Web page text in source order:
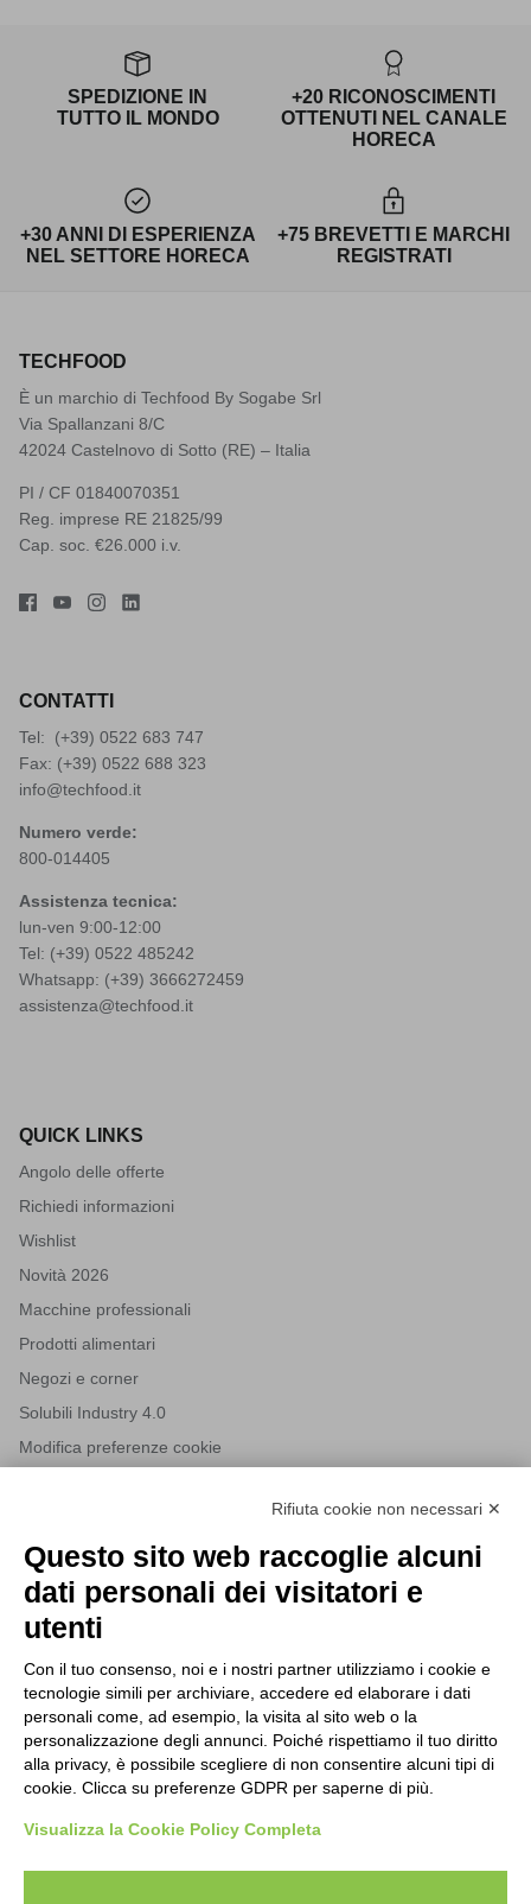
SPEDIZIONE IN
TUTTO IL MONDO
+20 RICONOSCIMENTI
OTTENUTI NEL CANALE
HORECA
+30 ANNI DI ESPERIENZA
NEL SETTORE HORECA
+75 BREVETTI E MARCHI
REGISTRATI
TECHFOOD
È un marchio di Techfood By Sogabe Srl
Via Spallanzani 8/C
42024 Castelnovo di Sotto (RE) – Italia
PI / CF 01840070351
Reg. imprese RE 21825/99
Cap. soc. €26.000 i.v.
CONTATTI
Tel: (+39) 0522 683 747
Fax: (+39) 0522 688 323
info@techfood.it
Numero verde:
800-014405
Assistenza tecnica:
lun-ven 9:00-12:00
Tel: (+39) 0522 485242
Whatsapp: (+39) 3666272459
assistenza@techfood.it
QUICK LINKS
Angolo delle offerte
Richiedi informazioni
Wishlist
Novità 2026
Macchine professionali
Prodotti alimentari
Negozi e corner
Solubili Industry 4.0
Modifica preferenze cookie
NEWSLETTER
Iscriviti alla nostra newsletter per rimanere sempre aggiornato
sulle novità del mondo HORECA e per ricevere offerte esclusive.
Acconsento al trattamento dei dati personali come specificato
nella nostra privacy policy.
Registrati
ISCRIVITI ALLA NEWSLETTER
Tutti i nuovi prodotti in anteprima e offerte esclusive.
Acconsento al trattamento dei dati personali come
Rifiuta cookie non necessari ✕
Questo sito web raccoglie alcuni
dati personali dei visitatori e
utenti
Con il tuo consenso, noi e i nostri partner utilizziamo i cookie e
tecnologie simili per archiviare, accedere ed elaborare i dati
personali come, ad esempio, la visita al sito web o la
personalizzazione degli annunci. Poiché rispettiamo il tuo diritto
alla privacy, è possibile scegliere di non consentire alcuni tipi di
cookie. Clicca su preferenze GDPR per saperne di più.
Visualizza la Cookie Policy Completa